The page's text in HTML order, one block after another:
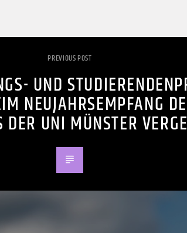
PREVIOUS POST
UND
NEUJAHRSEMPFANG
DER UNI MÜNSTER